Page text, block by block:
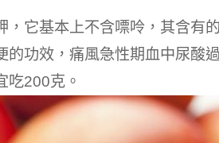
，它基本上不含嘌呤，其含有
的功效，痛風急性期血中尿酸
吃200克。